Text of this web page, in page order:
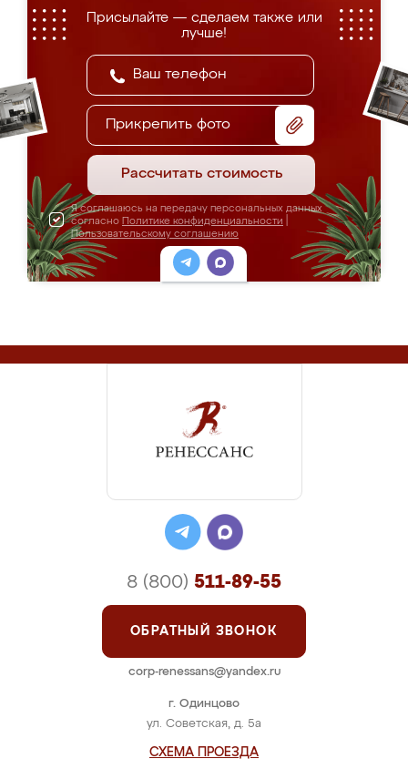
Присылайте — сделаем также или
лучше!
Прикрепить фото
Рассчитать стоимость
Я соглашаюсь на передачу персональных данных
согласно Политике конфиденциальности
Пользовательскому соглашению
г. Одинцово
ул. Советская, д. 5а
СХЕМА ПРОЕЗДА
8 (800) 511-89-55
ОБРАТНЫЙ ЗВОНОК
corp-renessans@yandex.ru